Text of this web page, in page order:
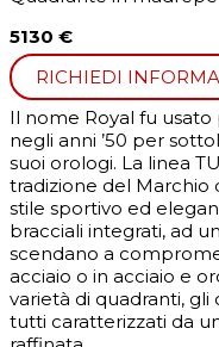
5130 €
RICHIEDI
Il nome Royal fu
negli anni ’50 per
suoi orologi. La linea
tradizione del
stile sportivo ed
bracciali integrati, ad
scendano a
acciaio o in acciaio e
varietà di quadranti,
tutti caratterizzati da